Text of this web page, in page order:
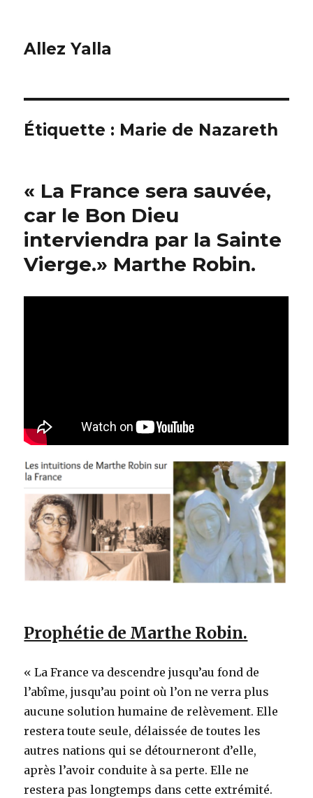
Allez Yalla
Étiquette : Marie de Nazareth
« La France sera sauvée,
car le Bon Dieu
interviendra par la Sainte
Vierge.» Marthe Robin.
Prophétie de Marthe Robin.
« La France va descendre jusqu’au fond de
l’abîme, jusqu’au point où l’on ne verra plus
aucune solution humaine de relèvement. Elle
restera toute seule, délaissée de toutes les
autres nations qui se détourneront d’elle,
après l’avoir conduite à sa perte. Elle ne
restera pas longtemps dans cette extrémité.